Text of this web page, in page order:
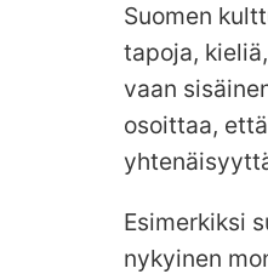
Suomen
tapoja,
vaan
osoittaa,
Esimerkiksi
nykyinen